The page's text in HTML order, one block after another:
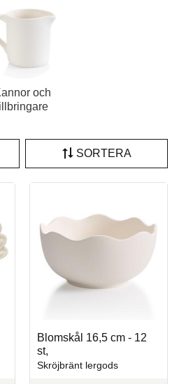
och
SORTERA
Blomskål 16,5 cm - 12
st,
Skröjbränt lergods